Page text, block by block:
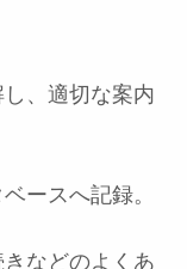
、適切な案内
ースへ記録。
などのよくあ